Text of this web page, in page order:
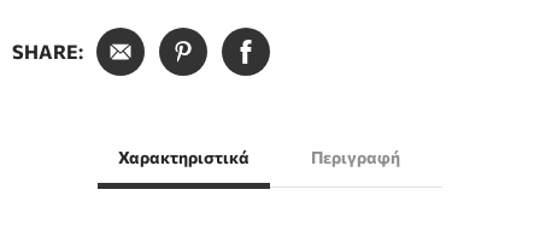
SHARE:
Χαρακτηριστικά Περιγραφή